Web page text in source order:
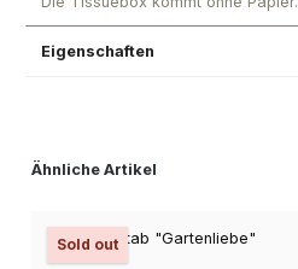
Eigenschaften
Produktgalerie überspringen
Ähnliche Artikel
Sold out